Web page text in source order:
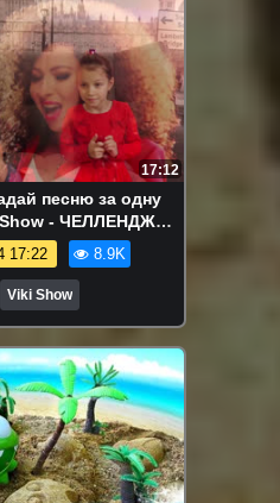
17:12
песню за одну
Show - ЧЕЛЛЕНДЖ
c Новыми
Элджей Бандерос
Вики Шоу
17:22 8.9K
Viki Show